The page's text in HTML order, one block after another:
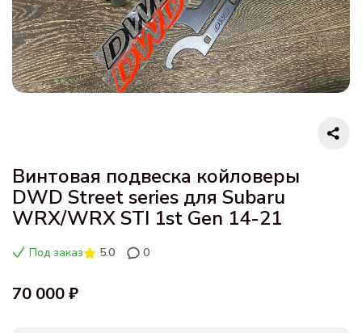
Винтовая подвеска койловеры
DWD Street series для Subaru
WRX/WRX STI 1st Gen 14-21
Под заказ 5.0 0
70 000 ₽